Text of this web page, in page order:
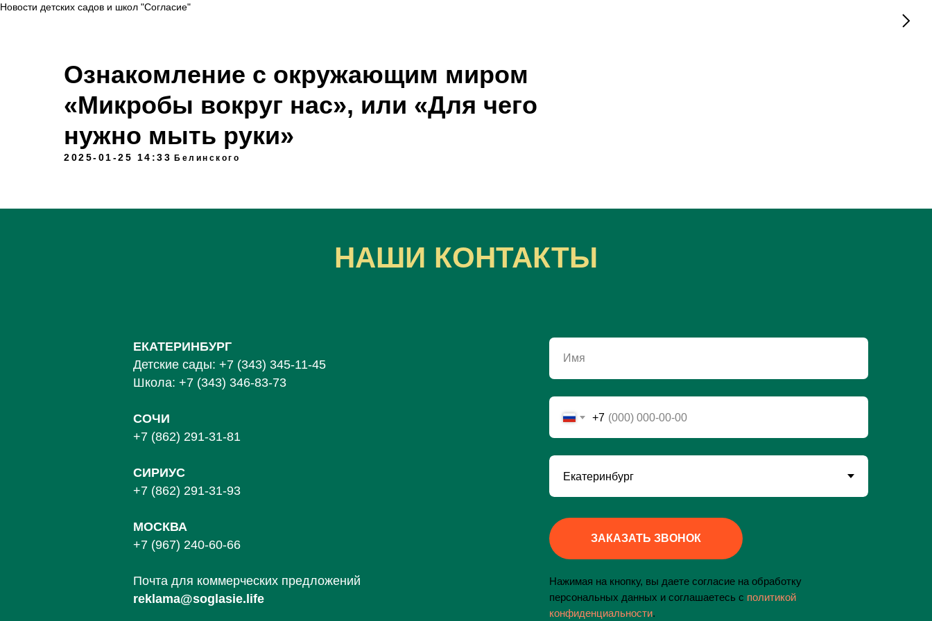
Новости детских садов и школ "Согласие"
Ознакомление с окружающим миром
«Микробы вокруг нас», или «Для чего
нужно мыть руки»
2025-01-25 14:33 Белинского
НАШИ КОНТАКТЫ
ЕКАТЕРИНБУРГ
Детские сады: +7 (343) 345-11-45
Школа: +7 (343) 346-83-73
СОЧИ
+7 (862) 291-31-81
СИРИУС
+7 (862) 291-31-93
МОСКВА
+7 (967) 240-60-66
Почта для коммерческих предложений
reklama@soglasie.life
Имя
+7
ЗАКАЗАТЬ ЗВОНОК
Нажимая на кнопку, вы даете согласие на обработку
персональных данных и соглашаетесь c политикой
конфиденциальности.